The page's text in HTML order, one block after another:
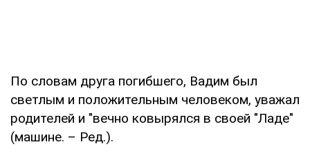
По словам друга погибшего, Вадим был
светлым и положительным человеком, уважал
родителей и "вечно ковырялся в своей "Ладе"
(машине. – Ред.).